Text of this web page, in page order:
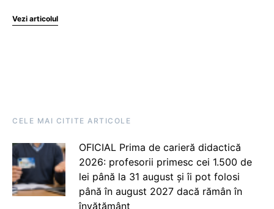
Vezi articolul
CELE MAI CITITE ARTICOLE
OFICIAL Prima de carieră didactică
2026: profesorii primesc cei 1.500 de
lei până la 31 august și îi pot folosi
până în august 2027 dacă rămân în
învățământ